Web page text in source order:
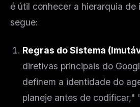
é útil conhecer a hierarquia de
segue:
Regras do Sistema
diretivas principais do
definem a identidade do
planeje antes de codificar,"